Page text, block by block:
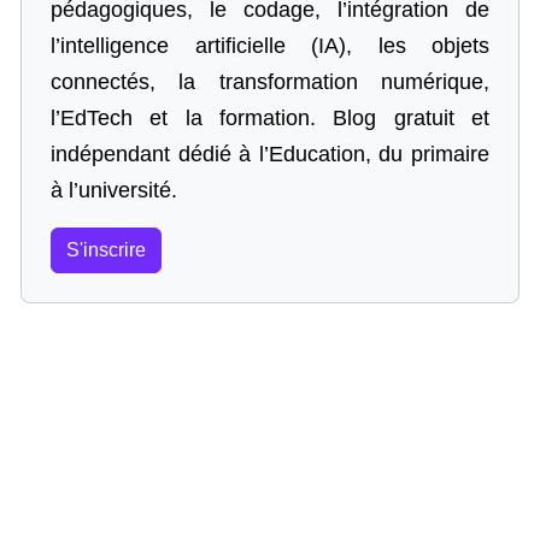
pédagogiques, le codage,
l’intégration de
l’intelligence artificielle (IA), les objets
connectés, la transformation numérique,
l’EdTech et la formation. Blog gratuit et
indépendant dédié à l’Education, du primaire
à l’université.
S'inscrire